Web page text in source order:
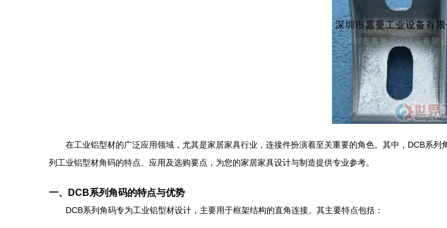
在工业铝型材的广泛应用领域，尤其是家居家具行业，连接件扮演着至关重要的角色。其中，DCB系
列工业铝型材角码的特点、应用及选购要点，为您的家居家具设计与制造提供专业参考。
一、DCB系列角码的特点与优势
DCB系列角码专为工业铝型材设计，主要用于框架结构的直角连接。其主要特点包括：